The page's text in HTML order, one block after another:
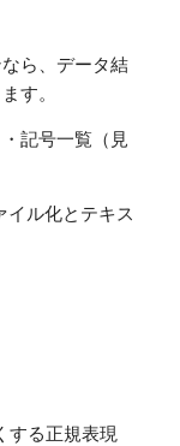
ら、データ結
す。
記号一覧（見
イル化とテキス
する正規表現